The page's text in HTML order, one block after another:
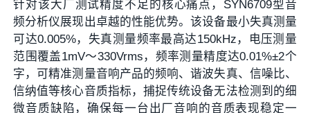
针对该大厂测试精度不足的核心痛点，SYN6709型音
频分析仪展现出卓越的性能优势。该设备最小失真测量
可达0.005%，失真测量频率最高达150kHz，电压测量
范围覆盖1mV～330Vrms，频率测量精度达0.01%±2个
字，可精准测量音响产品的频响、谐波失真、信噪比、
信纳值等核心音质指标，捕捉传统设备无法检测到的细
微音质缺陷，确保每一台出厂音响的音质表现稳定一